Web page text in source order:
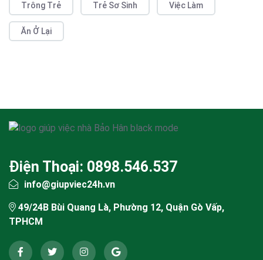
Trông Trẻ Trẻ Sơ Sinh Việc Làm
Ăn Ở Lại
Điện Thoại: 0898.546.537
info@giupviec24h.vn
49/24B Bùi Quang Là, Phường 12, Quận Gò Vấp,
TPHCM